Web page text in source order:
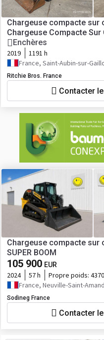
Chargeuse compacte sur
Chargeuse Compacte
Loader
Enchères
2019
1191 h
France, Saint-Aubin-sur-
Ritchie Bros. France
Contacter
Chargeuse compacte sur
SUPER BOOM
105 900 EUR
2024 57 h Propre poids:
France, Neuville-Saint-Amand
Sodineg France
Contacter